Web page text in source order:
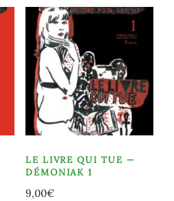
LE LIVRE QUI TUE —
DÉMONIAK 1
9,00€